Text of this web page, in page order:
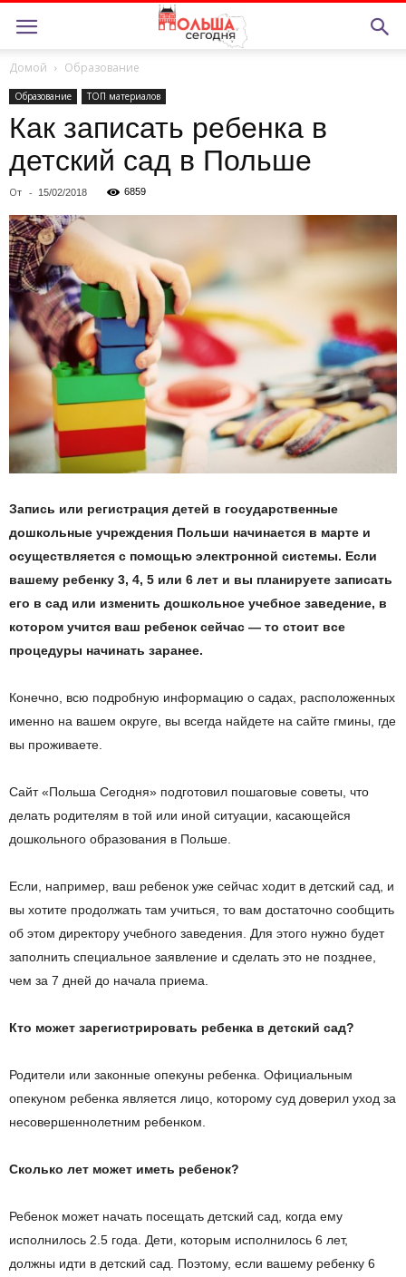
Домой Образование
Образование ТОП материалов
Как записать ребенка в
детский сад в Польше
От - 15/02/2018 6859
Запись или регистрация детей в государственные
дошкольные учреждения Польши начинается в марте и
осуществляется с помощью электронной системы. Если
вашему ребенку 3, 4, 5 или 6 лет и вы планируете записать
его в сад или изменить дошкольное учебное заведение, в
котором учится ваш ребенок сейчас — то стоит все
процедуры начинать заранее.
Конечно, всю подробную информацию о садах, расположенных
именно на вашем округе, вы всегда найдете на сайте гмины, где
вы проживаете.
Сайт «Польша Сегодня» подготовил пошаговые советы, что
делать родителям в той или иной ситуации, касающейся
дошкольного образования в Польше.
Если, например, ваш ребенок уже сейчас ходит в детский сад, и
вы хотите продолжать там учиться, то вам достаточно сообщить
об этом директору учебного заведения. Для этого нужно будет
заполнить специальное заявление и сделать это не позднее,
чем за 7 дней до начала приема.
Кто может зарегистрировать ребенка в детский сад?
Родители или законные опекуны ребенка. Официальным
опекуном ребенка является лицо, которому суд доверил уход за
несовершеннолетним ребенком.
Сколько лет может иметь ребенок?
Ребенок может начать посещать детский сад, когда ему
исполнилось 2.5 года. Дети, которым исполнилось 6 лет,
должны идти в детский сад. Поэтому, если вашему ребенку 6